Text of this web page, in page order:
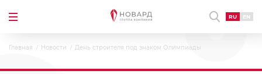
RU EN
Главная Новости День строителя под знаком Олимпиады